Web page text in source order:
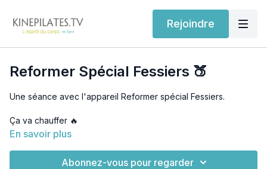
Rejoindre
Reformer Spécial Fessiers 🍑
Une séance avec l'appareil Reformer spécial Fessiers.
Ça va chauffer 🔥
En savoir plus
Abonnez-vous pour regarder